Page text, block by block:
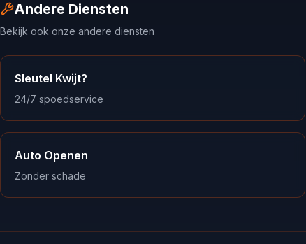
Andere Diensten
Bekijk ook onze andere diensten
Sleutel Kwijt?
24/7 spoedservice
Auto Openen
Zonder schade